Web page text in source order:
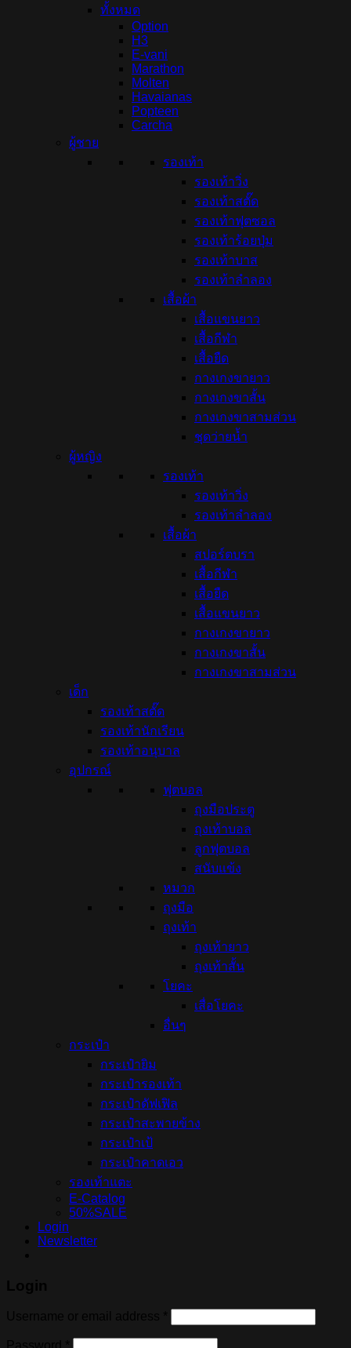
ทั้งหมด
Option
H3
E-vani
Marathon
Molten
Havaianas
Popteen
Carcha
ผู้ชาย
รองเท้า
รองเท้าวิ่ง
รองเท้าสตั๊ด
รองเท้าฟุตซอล
รองเท้าร้อยปุ่ม
รองเท้าบาส
รองเท้าลำลอง
เสื้อผ้า
เสื้อแขนยาว
เสื้อกีฬา
เสื้อยืด
กางเกงขายาว
กางเกงขาสั้น
กางเกงขาสามส่วน
ชุดว่ายน้ำ
ผู้หญิง
รองเท้า
รองเท้าวิ่ง
รองเท้าลำลอง
เสื้อผ้า
สปอร์ตบรา
เสื้อกีฬา
เสื้อยืด
เสื้อแขนยาว
กางเกงขายาว
กางเกงขาสั้น
กางเกงขาสามส่วน
เด็ก
รองเท้าสตั๊ด
รองเท้านักเรียน
รองเท้าอนุบาล
อุปกรณ์
ฟุตบอล
ถุงมือประตู
ถุงเท้าบอล
ลูกฟุตบอล
สนับแข้ง
หมวก
ถุงมือ
ถุงเท้า
ถุงเท้ายาว
ถุงเท้าสั้น
โยคะ
เสื่อโยคะ
อื่นๆ
กระเป๋า
กระเป๋ายิม
กระเป๋ารองเท้า
กระเป๋าดัฟเฟิล
กระเป๋าสะพายข้าง
กระเป๋าเป้
กระเป๋าคาดเอว
รองเท้าแตะ
E-Catalog
50%SALE
Login
Newsletter